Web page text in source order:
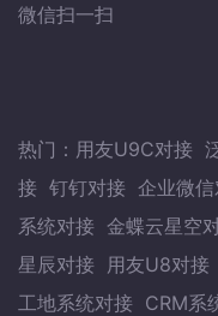
微信扫一扫
热门： 用友U9C对接
接 钉钉对接 企业微
系统对接 金蝶云星空
星辰对接 用友U8对接
工地系统对接 CRM系